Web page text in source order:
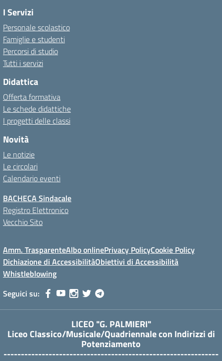
I Servizi
Personale scolastico
Famiglie e studenti
Percorsi di studio
Tutti i servizi
Didattica
Offerta formativa
Le schede didattiche
I progetti delle classi
Novità
Le notizie
Le circolari
Calendario eventi
BACHECA Sindacale
Registro Elettronico
Vecchio Sito
Amm. TrasparenteAlbo onlinePrivacy PolicyCookie Policy
Dichiazione di AccessibilitàObiettivi di Accessibilità
Whistleblowing
Seguici su:
LICEO "G. PALMIERI"
Liceo Classico/Musicale/Quadriennale con Indirizzi di
Potenziamento
--------------------------------------------------------------